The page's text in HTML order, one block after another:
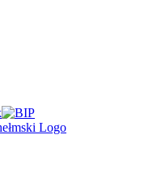
BIP Instagram